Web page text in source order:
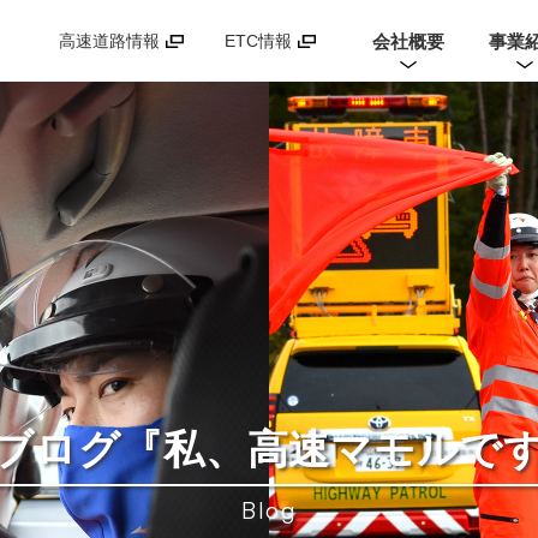
高速道路情報 ETC情報 会社概要 事業
ログ『私、高速マモルで
Blog